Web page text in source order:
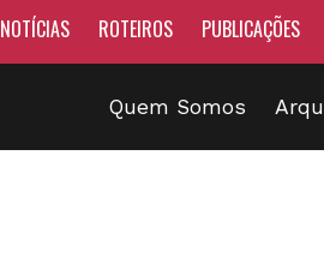
NOTÍCIAS ROTEIROS PUBLICAÇÕES
Quem Somos